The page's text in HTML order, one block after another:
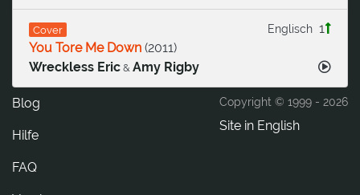
Cover 1
Englisch
You Tore Me Down (2011)
Wreckless Eric & Amy Rigby
Copyright © 1999 - 2026
Site in English
Blog
Hilfe
FAQ